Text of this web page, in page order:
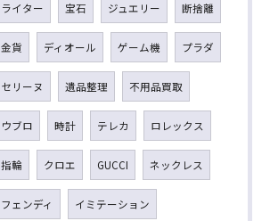
ライター 宝石 ジュエリー 断捨離
金貨 ディオール ゲーム機 プラダ
セリーヌ 遺品整理 不用品買取
ウブロ 時計 テレカ ロレックス
指輪 クロエ GUCCI ネックレス
フェンディ イミテーション